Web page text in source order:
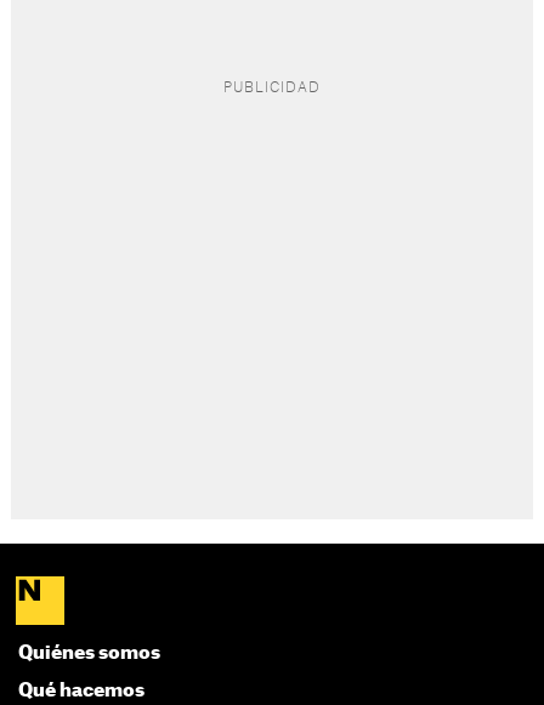
Quiénes somos
Qué hacemos